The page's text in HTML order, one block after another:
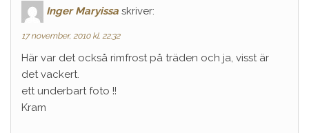
Inger Maryissa skriver:
17 november, 2010 kl. 22:32
Här var det också rimfrost på träden och ja, visst är
det vackert.
ett underbart foto !!
Kram